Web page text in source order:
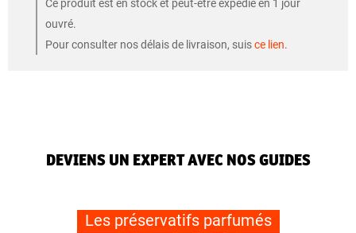
Ce produit est en stock et peut-être expédié en 1 jour
ouvré.
Pour consulter nos délais de livraison, suisce lien.
DEVIENS UN EXPERT AVEC NOS GUIDES
Les préservatifs parfumés